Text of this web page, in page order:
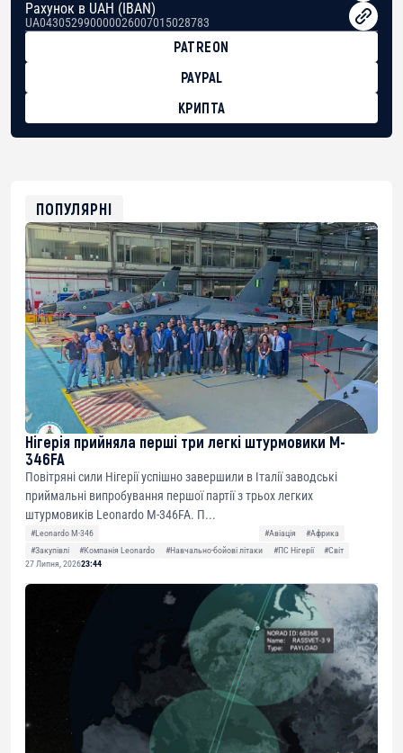
Рахунок в UAH (IBAN)
UA043052990000026007015028783
PATREON
PAYPAL
КРИПТА
0xfD02863D3289416fcF50975c9DFda13623f97758
ПОПУЛЯРНІ
Нігерія прийняла перші три легкі штурмовики M-
346FA
Повітряні сили Нігерії успішно завершили в Італії заводські
приймальні випробування першої партії з трьох легких
штурмовиків Leonardo M-346FA. П...
#Leonardo M-346 #Авіація
#Африка
#Закупівлі
#Компанія Leonardo #Навчально-бойові літаки #ПС Нігерії
#Світ
27 Липня, 202623:44